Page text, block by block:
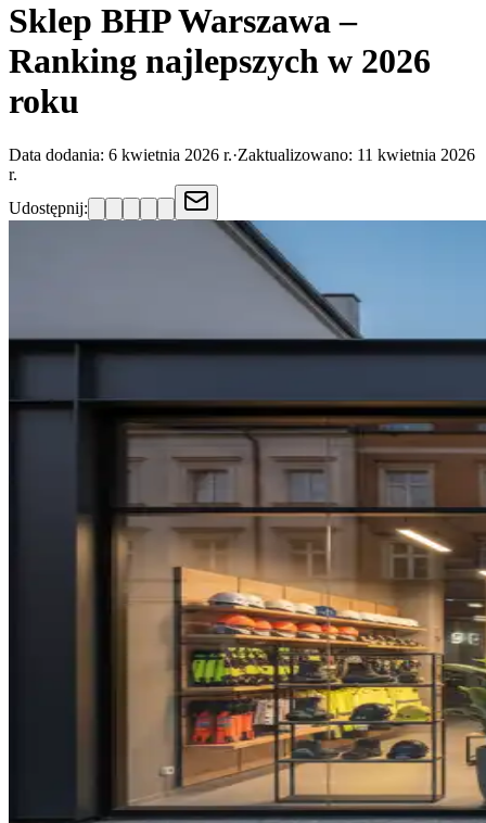
Sklep BHP Warszawa –
Ranking najlepszych w 2026
roku
Data dodania: 6 kwietnia 2026 r.·Zaktualizowano: 11 kwietnia 2026
r.
Udostępnij: